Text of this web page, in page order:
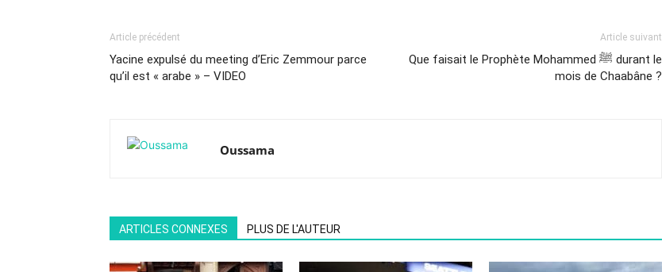
Article précédent
Yacine expulsé du meeting d’Eric Zemmour parce
qu’il est « arabe » – VIDEO
Article suivant
Que faisait le Prophète Mohammed ﷺ durant le
mois de Chaabâne ?
Oussama
ARTICLES CONNEXES PLUS DE L'AUTEUR